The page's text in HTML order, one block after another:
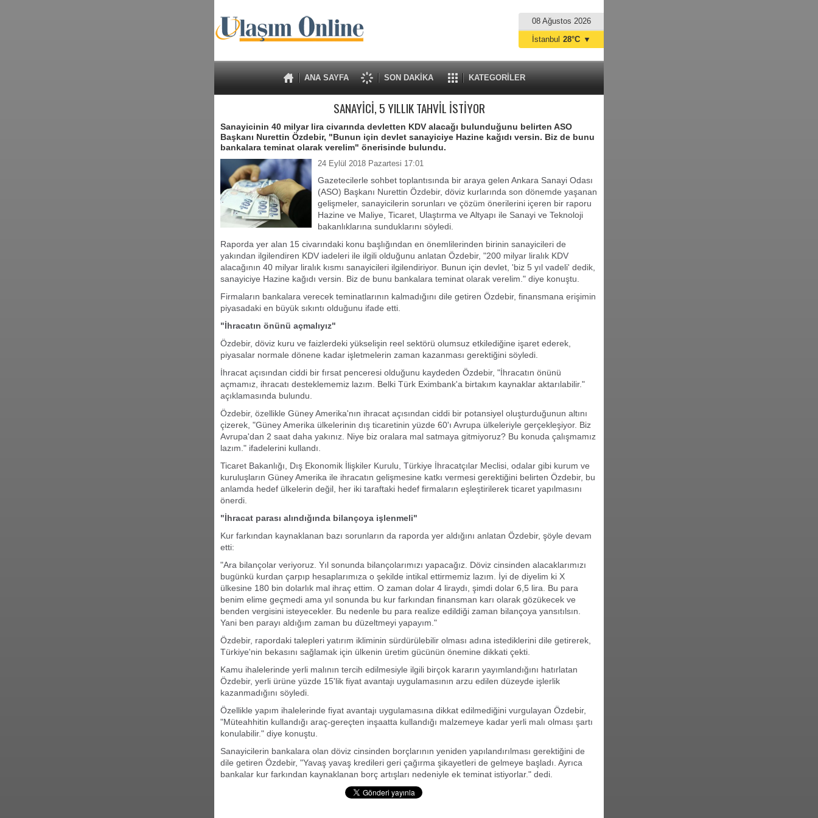
08 Ağustos 2026
ANA SAYFA SON DAKİKA KATEGORİLER
İstanbul 28°C ▼
SANAYİCİ, 5 YILLIK TAHVİL İSTİYOR
Sanayicinin 40 milyar lira civarında devletten KDV alacağı bulunduğunu belirten ASO
Başkanı Nurettin Özdebir, "Bunun için devlet sanayiciye Hazine kağıdı versin. Biz de bunu
bankalara teminat olarak verelim" önerisinde bulundu.
24 Eylül 2018 Pazartesi 17:01
Gazetecilerle sohbet toplantısında bir araya gelen Ankara Sanayi Odası
(ASO) Başkanı Nurettin Özdebir, döviz kurlarında son dönemde yaşanan
gelişmeler, sanayicilerin sorunları ve çözüm önerilerini içeren bir raporu
Hazine ve Maliye, Ticaret, Ulaştırma ve Altyapı ile Sanayi ve Teknoloji
bakanlıklarına sunduklarını söyledi.
Raporda yer alan 15 civarındaki konu başlığından en önemlilerinden birinin sanayicileri de
yakından ilgilendiren KDV iadeleri ile ilgili olduğunu anlatan Özdebir, "200 milyar liralık KDV
alacağının 40 milyar liralık kısmı sanayicileri ilgilendiriyor. Bunun için devlet, 'biz 5 yıl vadeli' dedik,
sanayiciye Hazine kağıdı versin. Biz de bunu bankalara teminat olarak verelim." diye konuştu.
Firmaların bankalara verecek teminatlarının kalmadığını dile getiren Özdebir, finansmana erişimin
piyasadaki en büyük sıkıntı olduğunu ifade etti.
"İhracatın önünü açmalıyız"
Özdebir, döviz kuru ve faizlerdeki yükselişin reel sektörü olumsuz etkilediğine işaret ederek,
piyasalar normale dönene kadar işletmelerin zaman kazanması gerektiğini söyledi.
İhracat açısından ciddi bir fırsat penceresi olduğunu kaydeden Özdebir, "İhracatın önünü
açmamız, ihracatı desteklememiz lazım. Belki Türk Eximbank'a birtakım kaynaklar aktarılabilir."
açıklamasında bulundu.
Özdebir, özellikle Güney Amerika'nın ihracat açısından ciddi bir potansiyel oluşturduğunun altını
çizerek, "Güney Amerika ülkelerinin dış ticaretinin yüzde 60'ı Avrupa ülkeleriyle gerçekleşiyor. Biz
Avrupa'dan 2 saat daha yakınız. Niye biz oralara mal satmaya gitmiyoruz? Bu konuda çalışmamız
lazım." ifadelerini kullandı.
Ticaret Bakanlığı, Dış Ekonomik İlişkiler Kurulu, Türkiye İhracatçılar Meclisi, odalar gibi kurum ve
kuruluşların Güney Amerika ile ihracatın gelişmesine katkı vermesi gerektiğini belirten Özdebir, bu
anlamda hedef ülkelerin değil, her iki taraftaki hedef firmaların eşleştirilerek ticaret yapılmasını
önerdi.
"İhracat parası alındığında bilançoya işlenmeli"
Kur farkından kaynaklanan bazı sorunların da raporda yer aldığını anlatan Özdebir, şöyle devam
etti:
"Ara bilançolar veriyoruz. Yıl sonunda bilançolarımızı yapacağız. Döviz cinsinden alacaklarımızı
bugünkü kurdan çarpıp hesaplarımıza o şekilde intikal ettirmemiz lazım. İyi de diyelim ki X
ülkesine 180 bin dolarlık mal ihraç ettim. O zaman dolar 4 liraydı, şimdi dolar 6,5 lira. Bu para
benim elime geçmedi ama yıl sonunda bu kur farkından finansman karı olarak gözükecek ve
benden vergisini isteyecekler. Bu nedenle bu para realize edildiği zaman bilançoya yansıtılsın.
Yani ben parayı aldığım zaman bu düzeltmeyi yapayım."
Özdebir, rapordaki talepleri yatırım ikliminin sürdürülebilir olması adına istediklerini dile getirerek,
Türkiye'nin bekasını sağlamak için ülkenin üretim gücünün önemine dikkati çekti.
Kamu ihalelerinde yerli malının tercih edilmesiyle ilgili birçok kararın yayımlandığını hatırlatan
Özdebir, yerli ürüne yüzde 15'lik fiyat avantajı uygulamasının arzu edilen düzeyde işlerlik
kazanmadığını söyledi.
Özellikle yapım ihalelerinde fiyat avantajı uygulamasına dikkat edilmediğini vurgulayan Özdebir,
"Müteahhitin kullandığı araç-gereçten inşaatta kullandığı malzemeye kadar yerli malı olması şartı
konulabilir." diye konuştu.
Sanayicilerin bankalara olan döviz cinsinden borçlarının yeniden yapılandırılması gerektiğini de
dile getiren Özdebir, "Yavaş yavaş kredileri geri çağırma şikayetleri de gelmeye başladı. Ayrıca
bankalar kur farkından kaynaklanan borç artışları nedeniyle ek teminat istiyorlar." dedi.